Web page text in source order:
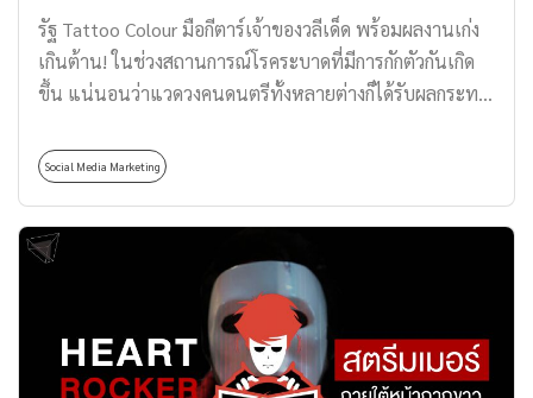
รัฐ Tattoo Colour มือกีตาร์เจ้าของวลีเด็ด พร้อมผลงานเก่ง
เกินต้าน! ในช่วงสถานการณ์โรคระบาดที่มีการกักตัวกันเกิด
ขึ้น แน่นอนว่าแวดวงคนดนตรีทั้งหลายต่างก็ได้รับผลกระทบ
เดียต่าง ๆ รวมถึงการทำช่องยูทูบด้วย ใช่แล้ว! เรากำลังพูดถึง
ช่อง Tattoo Colour TV ของวง Tattoo Colour นั่นเอง ซึ่งได้
กลับมาผงาดอีกครั้งด้วยความโบ๊ะบ๊ะ และมิตรภาพที่เหนียว
แน่นของวงนี้ รวมถึงการนำเอาบันทึกการแสดงสดคอนเสิร์ต
Tattoo Colour X TPO กลับมาให้ได้รับฟัง รับชมกันในหลาก
หลายช่องทาง ทำให้พวกเขาเฉิดฉายเป็นอย่างมาก บวกกับ
การกลับมาทำคอนเทนต์ในช่องยูทูบที่บอกได้เลยว่า สนุก
มันส์เอามาก ๆ เชื่อว่าใครที่เป็นแฟนคลับของวงนี้จะต้องดู
Social Media Marketing